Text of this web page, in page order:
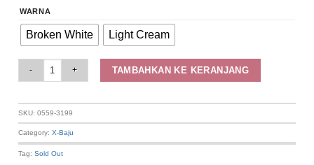
WARNA
Broken White Light Cream
TAMBAHKAN KE KERANJANG
SKU:0559-3199
Category:X-Baju
Tag:Sold Out